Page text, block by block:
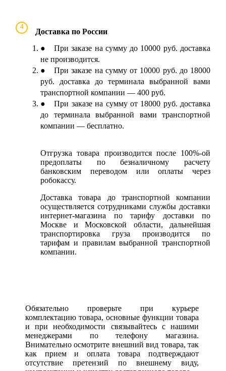
4
Доставка по России
● При заказе на сумму до 10000 руб. доставка
не производится.
● При заказе на сумму от 10000 руб. до 18000
руб. доставка до терминала выбранной вами
транспортной компании — 400 руб.
● При заказе на сумму от 18000 руб. доставка
до терминала выбранной вами транспортной
компании — бесплатно.
Отгрузка товара производится после 100%-ой
предоплаты по безналичному расчету
банковским переводом или оплаты через
робокассу.
Доставка товара до транспортной компании
осуществляется сотрудниками службы доставки
интернет-магазина по тарифу доставки по
Москве и Московской области, дальнейшая
транспортировка груза производится по
тарифам и правилам выбранной транспортной
компании.
Обязательно проверьте при курьере
комплектацию товара, основные функции товара
и при необходимости связывайтесь с нашими
менеджерами по телефону магазина.
Внимательно осмотрите внешний вид товара, так
как прием и оплата товара подтверждают
отсутствие претензий по внешнему виду,